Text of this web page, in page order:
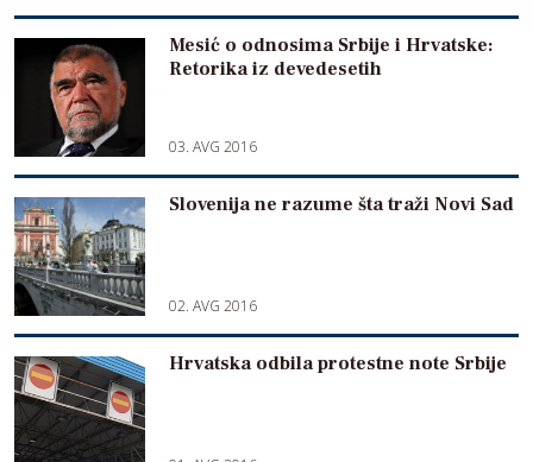
Mesić o odnosima Srbije i Hrvatske:
Retorika iz devedesetih
03. AVG 2016
Slovenija ne razume šta traži Novi Sad
02. AVG 2016
Hrvatska odbila protestne note Srbije